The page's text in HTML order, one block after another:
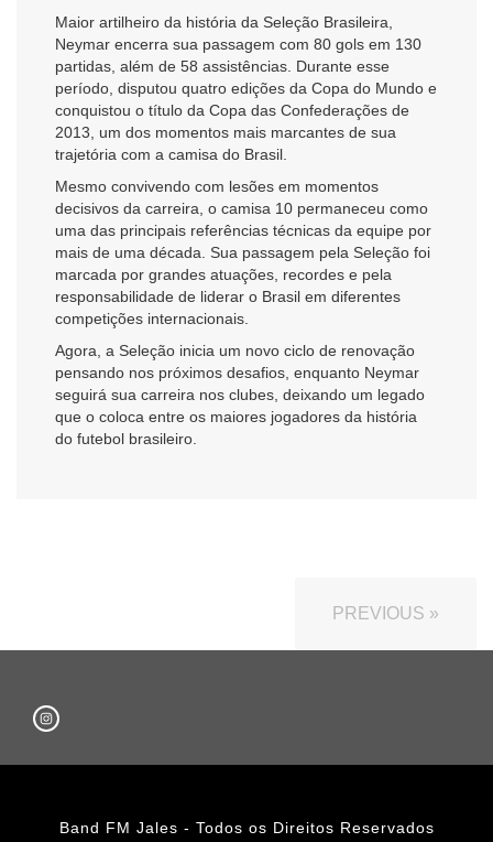
Maior artilheiro da história da Seleção Brasileira,
Neymar encerra sua passagem com 80 gols em 130
partidas, além de 58 assistências. Durante esse
período, disputou quatro edições da Copa do Mundo e
conquistou o título da Copa das Confederações de
2013, um dos momentos mais marcantes de sua
trajetória com a camisa do Brasil.
Mesmo convivendo com lesões em momentos
decisivos da carreira, o camisa 10 permaneceu como
uma das principais referências técnicas da equipe por
mais de uma década. Sua passagem pela Seleção foi
marcada por grandes atuações, recordes e pela
responsabilidade de liderar o Brasil em diferentes
competições internacionais.
Agora, a Seleção inicia um novo ciclo de renovação
pensando nos próximos desafios, enquanto Neymar
seguirá sua carreira nos clubes, deixando um legado
que o coloca entre os maiores jogadores da história
do futebol brasileiro.
PREVIOUS »
Band FM Jales - Todos os Direitos Reservados